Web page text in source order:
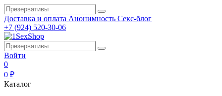
Доставка и оплата Анонимность Секс-блог
+7 (924) 520-30-06
Войти
0
0 ₽
Каталог